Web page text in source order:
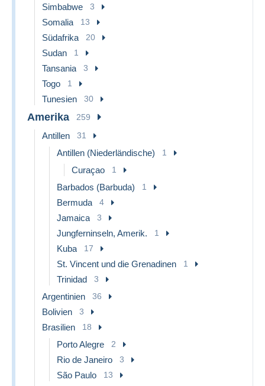
Simbabwe 3
Somalia 13
Südafrika 20
Sudan 1
Tansania 3
Togo 1
Tunesien 30
Amerika 259
Antillen 31
Antillen (Niederländische) 1
Curaçao 1
Barbados (Barbuda) 1
Bermuda 4
Jamaica 3
Jungferninseln, Amerik. 1
Kuba 17
St. Vincent und die Grenadinen 1
Trinidad 3
Argentinien 36
Bolivien 3
Brasilien 18
Porto Alegre 2
Rio de Janeiro 3
São Paulo 13